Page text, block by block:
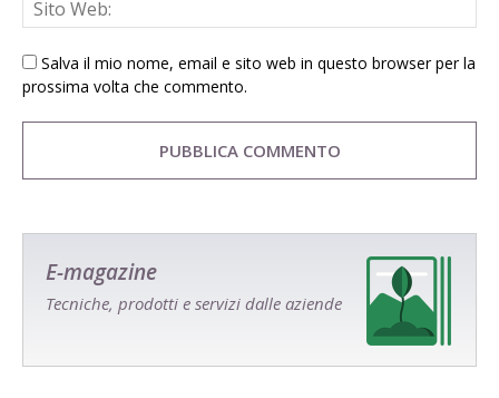
Salva il mio nome, email e sito web in questo browser per la
prossima volta che commento.
E-magazine
Tecniche, prodotti e servizi dalle aziende